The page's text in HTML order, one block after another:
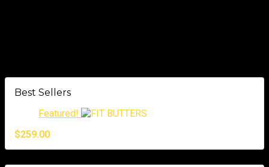
Best Sellers
Featured!
$259.00